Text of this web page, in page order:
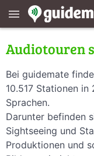
menu
Audiotouren
Bei guidemate
10.517 Stationen
Sprachen.
Darunter befinden
Sightseeing und
Produktionen und